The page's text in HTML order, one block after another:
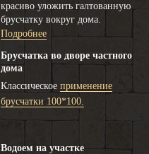
красиво уложить галтованную
брусчатку вокруг дома.
Подробнее
Брусчатка во дворе частного
дома
Классическое применение
брусчатки 100*100.
Водоем на участке